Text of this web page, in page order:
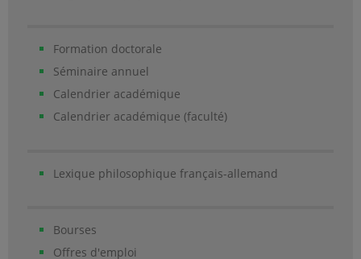
Formation doctorale
Séminaire annuel
Calendrier académique
Calendrier académique (faculté)
Lexique philosophique français-allemand
Bourses
Offres d'emploi